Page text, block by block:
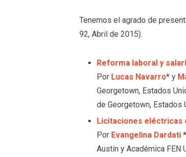
Tenemos el agrado de
92, Abril de 2015).
Reforma laboral y
Por Lucas Navarro* y
Georgetown, Estados
de Georgetown, Estados
Licitaciones eléctricas
Por Evangelina Dardati
Austin y Académica FEN